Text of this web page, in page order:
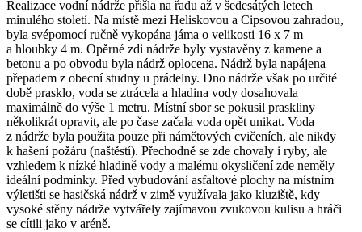
Realizace vodní nádrže přišla na řadu až v šedesátých letech
minulého století. Na místě mezi Heliskovou a Cipsovou zahradou,
byla svépomocí ručně vykopána jáma o velikosti 16 x 7 m
a hloubky 4 m. Opěrné zdi nádrže byly vystavěny z kamene a
betonu a po obvodu byla nádrž oplocena. Nádrž byla napájena
přepadem z obecní studny u prádelny. Dno nádrže však po určité
době prasklo, voda se ztrácela a hladina vody dosahovala
maximálně do výše 1 metru. Místní sbor se pokusil praskliny
několikrát opravit, ale po čase začala voda opět unikat. Voda
z nádrže byla použita pouze při námětových cvičeních, ale nikdy
k hašení požáru (naštěstí). Přechodně se zde chovaly i ryby, ale
vzhledem k nízké hladině vody a malému okysličení zde neměly
ideální podmínky. Před vybudování asfaltové plochy na místním
výletišti se hasičská nádrž v zimě využívala jako kluziště, kdy
vysoké stěny nádrže vytvářely zajímavou zvukovou kulisu a hráči
se cítili jako v aréně.